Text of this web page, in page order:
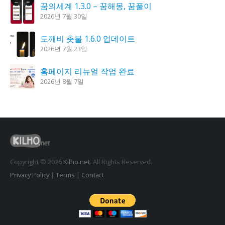
꿈의세계 1.3.0 – 꿈해몽, 꿈풀이
2026년 7월 30일
도깨비 촛불 1.6.0 업데이트
2026년 7월 23일
홈페이지 리뉴얼 작업 완료
2026년 8월 7일
K플레이어 0.9.4 업데이트
2026년 7월 28일
Copyright © 2026 Kilho.net. All Rights Reserved.
Privacy Policy| Terms | Contact